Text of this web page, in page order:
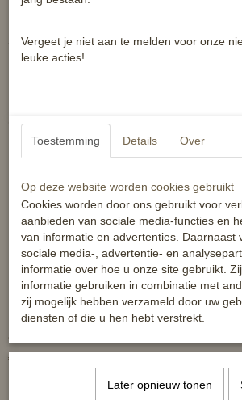
Reacties
Ook interessant
Leren broekriem met luxe
€ 24,95
Correct
Vergeet je niet aan te melden voor onze
leuke acties!
Toestemming Details Over
Op deze website worden cookies gebruikt
Cookies worden door ons gebruikt voor
aanbieden van sociale media-functies en
van informatie en advertenties. Daarnaast
sociale media-, advertentie- en
informatie over hoe u onze site gebruikt.
informatie gebruiken in combinatie met
zij mogelijk hebben verzameld door uw
diensten of die u hen hebt verstrekt.
Later opnieuw tonen